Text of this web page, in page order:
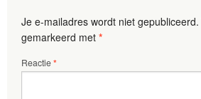
Je e-mailadres wordt niet gepubliceerd.
gemarkeerd met *
Reactie*